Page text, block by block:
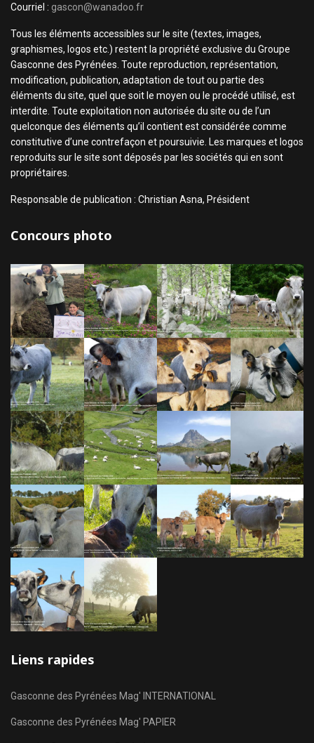
Courriel : gascon@wanadoo.fr
Tous les éléments accessibles sur le site (textes, images,
graphismes, logos etc.) restent la propriété exclusive du Groupe
Gasconne des Pyrénées. Toute reproduction, représentation,
modification, publication, adaptation de tout ou partie des
éléments du site, quel que soit le moyen ou le procédé utilisé, est
interdite. Toute exploitation non autorisée du site ou de l’un
quelconque des éléments qu’il contient est considérée comme
constitutive d’une contrefaçon et poursuivie. Les marques et logos
reproduits sur le site sont déposés par les sociétés qui en sont
propriétaires.
Responsable de publication : Christian Asna, Président
Concours photo
Liens rapides
Gasconne des Pyrénées Mag' INTERNATIONAL
Gasconne des Pyrénées Mag' PAPIER